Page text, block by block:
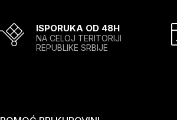
ISPORUKA OD 48H
NA CELOJ TERITORIJI
REPUBLIKE SRBIJE